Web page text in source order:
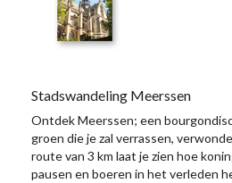
Stadswandeling Meerssen
Ontdek Meerssen; een
groen die je zal verrassen,
route van 3 km laat je zien hoe
pausen en boeren in het verleden